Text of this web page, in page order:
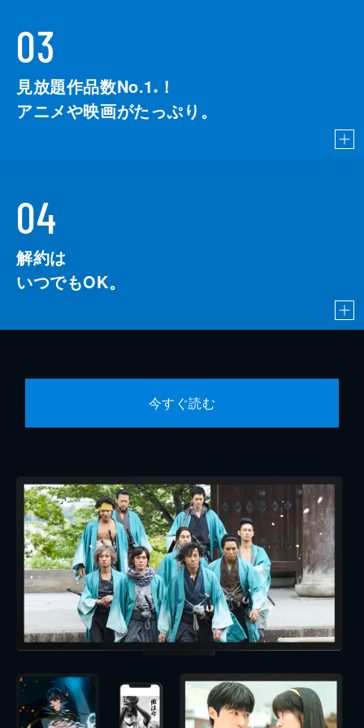
03
見放題作品数No.1 ※
！
アニメや映画がたっぷり。
04
解約は
いつでもOK。
今すぐ読む